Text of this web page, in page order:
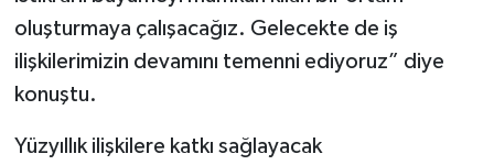
oluşturmaya çalışacağız. Gelecekte de iş
ilişkilerimizin devamını temenni ediyoruz” diye
konuştu.
Yüzyıllık ilişkilere katkı sağlayacak